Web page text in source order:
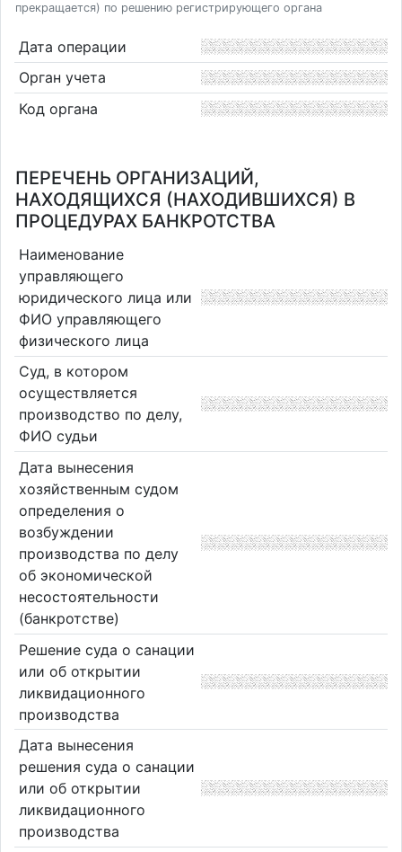
прекращается) по решению регистрирующего органа
Дата операции
Орган учета
Код органа
ПЕРЕЧЕНЬ ОРГАНИЗАЦИЙ,
НАХОДЯЩИХСЯ (НАХОДИВШИХСЯ) В
ПРОЦЕДУРАХ БАНКРОТСТВА
Наименование
управляющего
юридического лица или
ФИО управляющего
физического лица
Суд, в котором
осуществляется
производство по делу,
ФИО судьи
Дата вынесения
хозяйственным судом
определения о
возбуждении
производства по делу
об экономической
несостоятельности
(банкротстве)
Решение суда о санации
или об открытии
ликвидационного
производства
Дата вынесения
решения суда о санации
или об открытии
ликвидационного
производства